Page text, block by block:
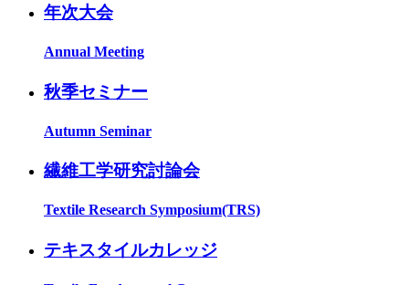
年次大会
Annual Meeting
秋季セミナー
Autumn Seminar
繊維工学研究討論会
Textile Research Symposium(TRS)
テキスタイルカレッジ